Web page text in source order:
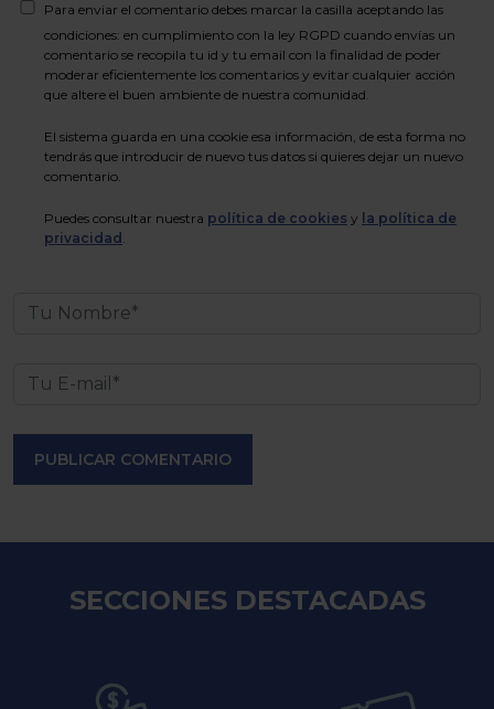
Para enviar el comentario debes marcar la casilla aceptando las
condiciones: en cumplimiento con la ley RGPD cuando envías un
comentario se recopila tu id y tu email con la finalidad de poder
moderar eficientemente los comentarios y evitar cualquier acción
que altere el buen ambiente de nuestra comunidad.
El sistema guarda en una cookie esa información, de esta forma no
tendrás que introducir de nuevo tus datos si quieres dejar un nuevo
comentario.
Puedes consultar nuestra política de cookies y la política de
privacidad .
PUBLICAR COMENTARIO
SECCIONES DESTACADAS